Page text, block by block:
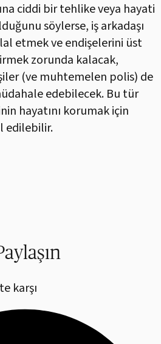
ciddi bir tehlike veya hayati
söylerse, iş arkadaşı
etmek ve endişelerini üst
zorunda kalacak,
(ve muhtemelen polis) de
edebilecek. Bu tür
hayatını korumak için
karşı